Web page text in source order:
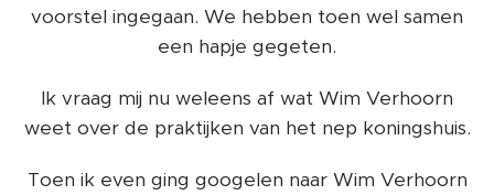
voorstel ingegaan. We hebben toen wel samen
een hapje gegeten.
Ik vraag mij nu weleens af wat Wim Verhoorn
weet over de praktijken van het nep koningshuis.
Toen ik even ging googelen naar Wim Verhoorn